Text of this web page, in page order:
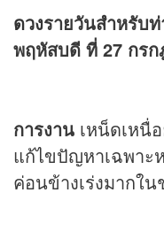
ดวงรายวันสำหรับ
พฤหัสบดี ที่ 27 กรก
การงาน เหน็ดเหนื่
แก้ไขปัญหาเฉพาะ
ค่อนข้างเร่งมากใ